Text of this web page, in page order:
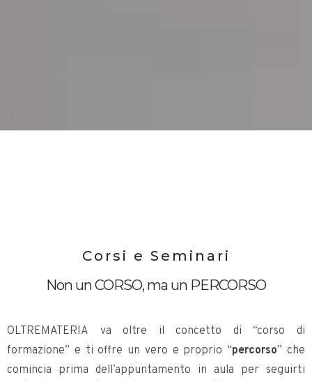
Corsi e Seminari
Non un CORSO, ma un PERCORSO
OLTREMATERIA va oltre il concetto di “corso di
formazione” e ti offre un vero e proprio “percorso” che
comincia prima dell’appuntamento in aula per seguirti